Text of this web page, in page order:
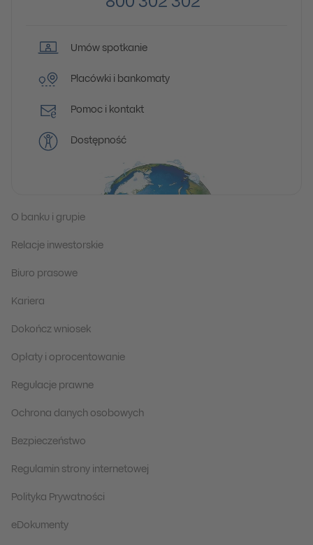
Umów spotkanie
Placówki i bankomaty
Pomoc i kontakt
Dostępność
O banku i grupie
Relacje inwestorskie
Biuro prasowe
Kariera
Dokończ wniosek
Opłaty i oprocentowanie
Regulacje prawne
Ochrona danych osobowych
Bezpieczeństwo
Regulamin strony internetowej
Polityka Prywatności
eDokumenty